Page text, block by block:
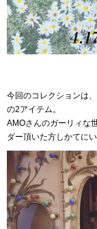
今回のコレクションは
の2アイテム。
AMOさんのガーリィな
ダー頂いた方しかてに